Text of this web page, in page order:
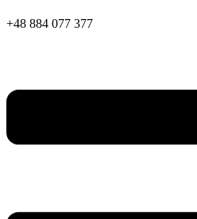
+48 884 077 377